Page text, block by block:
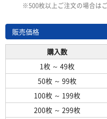
※500枚以上ご注文の場合は
販売価格
購入数
1枚 ～ 49枚
50枚 ～ 99枚
100枚 ～ 199枚
200枚 ～ 299枚